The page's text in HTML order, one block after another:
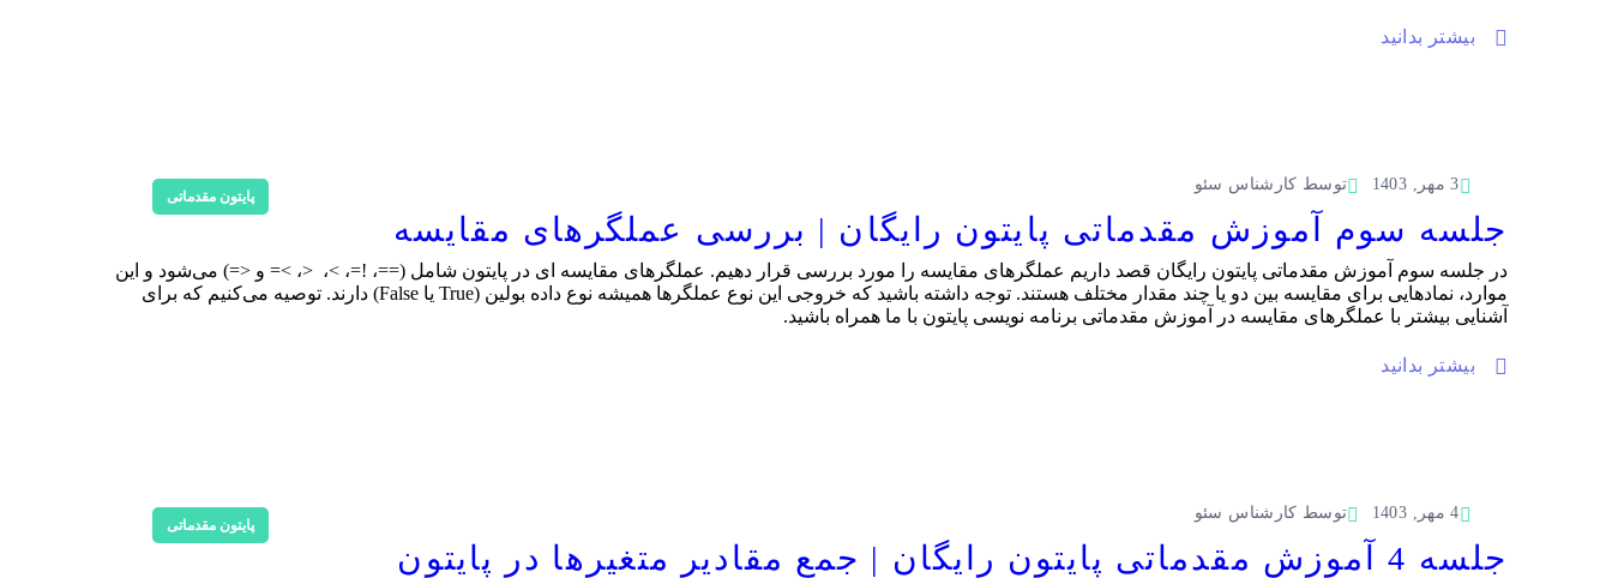
بیشتر بدانید
پایتون مقدماتی
3 مهر, 1403 توسط کارشناس سئو
جلسه سوم آموزش مقدماتی پایتون رایگان | بررسی عملگرهای مقایسه
در جلسه سوم آموزش مقدماتی پایتون رایگان قصد داریم عملگرهای مقایسه را مورد بررسی قرار دهیم. عملگرهای مقایسه ای در پایتون شامل (==، !=، >، <، >= و <=) می‌شود و این
موارد، نمادهایی برای مقایسه بین دو یا چند مقدار مختلف هستند. توجه داشته باشید که خروجی این نوع عملگرها همیشه نوع داده بولین (True یا False) دارند. توصیه می‌کنیم که برای
آشنایی بیشتر با عملگرهای مقایسه در آموزش مقدماتی برنامه نویسی پایتون با ما همراه باشید.
بیشتر بدانید
پایتون مقدماتی
4 مهر, 1403 توسط کارشناس سئو
جلسه 4 آموزش مقدماتی پایتون رایگان | جمع مقادیر متغیرها در پایتون